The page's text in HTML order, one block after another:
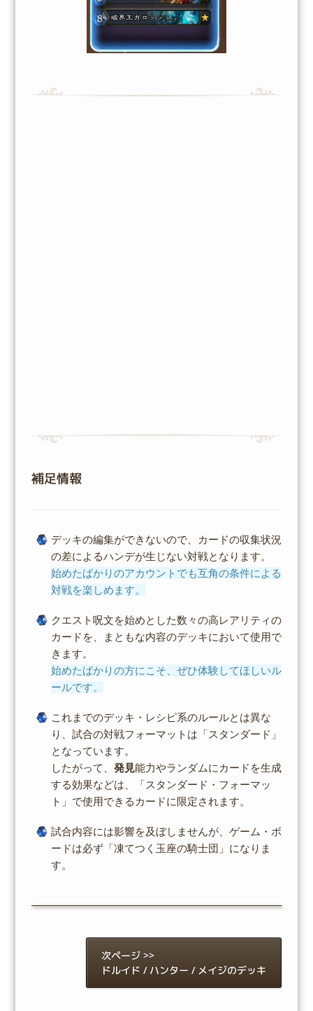
補足情報
デッキの編集ができないので、カードの収集状況
の差によるハンデが生じない対戦となります。
始めたばかりのアカウントでも互角の条件による
対戦を楽しめます。
クエスト呪文を始めとした数々の高レアリティの
カードを、まともな内容のデッキにおいて使用で
きます。
始めたばかりの方にこそ、ぜひ体験してほしいル
ールです。
これまでのデッキ・レシピ系のルールとは異な
り、試合の対戦フォーマットは「スタンダード」
となっています。
したがって、 発見能力やランダムにカードを生成
する効果などは、「スタンダード・フォーマッ
ト」で使用できるカードに限定されます。
試合内容には影響を及ぼしませんが、ゲーム・ボ
ードは必ず「凍てつく玉座の騎士団」になりま
す。
次ページ >>
ドルイド / ハンター / メイジのデッキ